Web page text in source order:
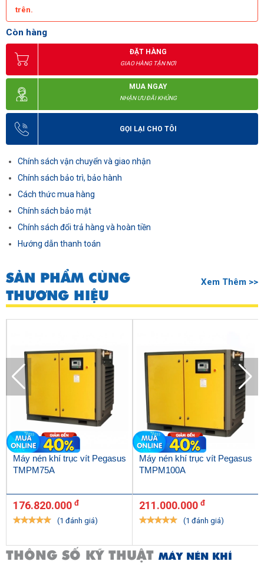
trên.
Còn hàng
ĐẶT HÀNG
GIAO HÀNG TẬN NƠI
MUA NGAY
NHẬN ƯU ĐÃI KHỦNG
GỌI LẠI CHO TÔI
Chính sách vận chuyển và giao nhận
Chính sách bảo trì, bảo hành
Cách thức mua hàng
Chính sách bảo mật
Chính sách đổi trả hàng và hoàn tiền
Hướng dẫn thanh toán
SẢN PHẨM CÙNG
THƯƠNG HIỆU
Xem Thêm >>
Máy nén khí trục vít Pegasus
TMPM75A
176.820.000 đ
(1 đánh giá)
Máy nén khí trục vít Pegasus
TMPM100A
211.000.000 đ
(1 đánh giá)
THÔNG SỐ KỸ THUẬT MÁY NÉN KHÍ